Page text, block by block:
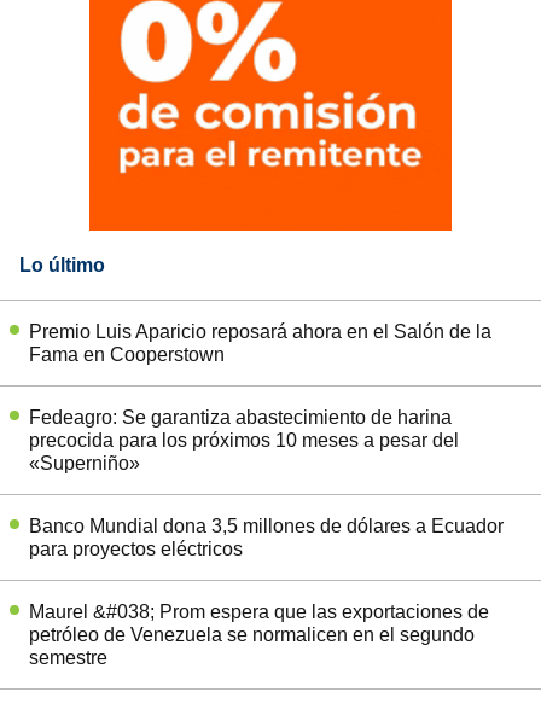
Lo último
Premio Luis Aparicio reposará ahora en el Salón de la
Fama en Cooperstown
Fedeagro: Se garantiza abastecimiento de harina
precocida para los próximos 10 meses a pesar del
«Superniño»
Banco Mundial dona 3,5 millones de dólares a Ecuador
para proyectos eléctricos
Maurel &#038; Prom espera que las exportaciones de
petróleo de Venezuela se normalicen en el segundo
semestre